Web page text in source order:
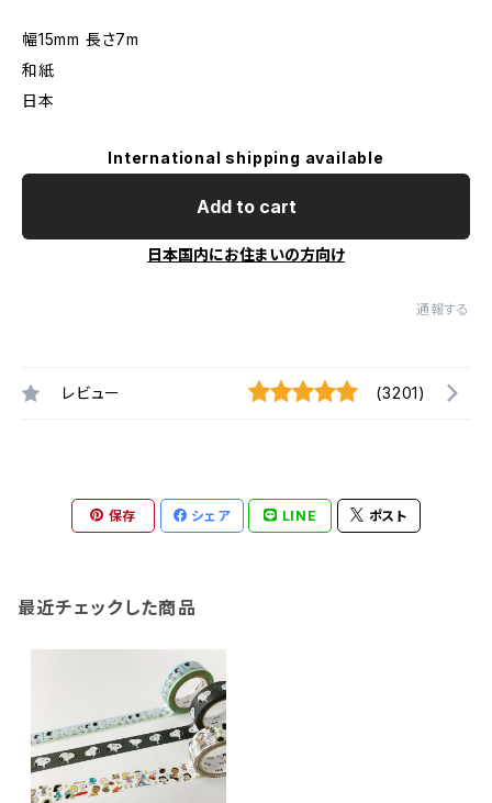
幅15mm 長さ7m
和紙
日本
International shipping available
Add to cart
日本国内にお住まいの方向け
通報する
レビュー (3201)
保存 シェア LINE ポスト
最近チェックした商品